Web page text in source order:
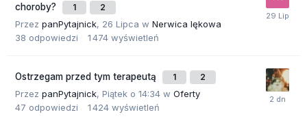
choroby?
1 2
Przez panPytajnick, 26 Lipca w Nerwica lękowa
38 odpowiedzi 1 474 wyświetleń
Ostrzegam przed tym terapeutą 1 2
Przez panPytajnick, Piątek o 14:34 w Oferty
47 odpowiedzi 1 424 wyświetleń